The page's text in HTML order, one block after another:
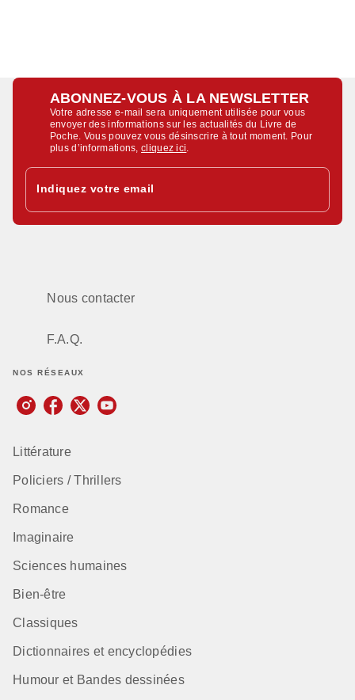
ABONNEZ-VOUS À LA NEWSLETTER
Votre adresse e-mail sera uniquement utilisée pour vous
envoyer des informations sur les actualités du Livre de
Poche. Vous pouvez vous désinscrire à tout moment. Pour
plus d’informations,cliquez ici
Indiquez votre email
Nous contacter
F.A.Q.
NOS RÉSEAUX
Littérature
Policiers / Thrillers
Romance
Imaginaire
Sciences humaines
Bien-être
Classiques
Dictionnaires et encyclopédies
Humour et Bandes dessinées